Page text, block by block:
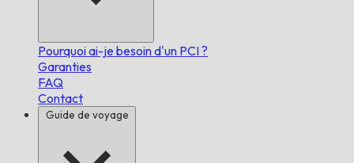
Pourquoi ai-je besoin d'un PCI ?
Garanties
FAQ
Contact
Guide de voyage